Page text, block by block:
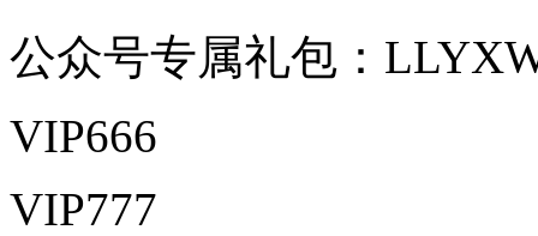
公众号专属礼包：
VIP666
VIP777